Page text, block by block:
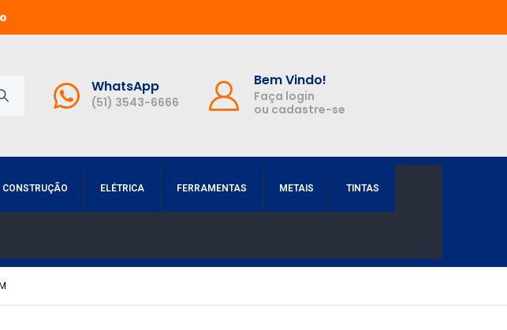
WhatsApp
(51) 3543-6666
Bem Vindo!
Faça login
ou cadastre-se
CONSTRUÇÃO ELÉTRICA FERRAMENTAS METAIS TINTAS